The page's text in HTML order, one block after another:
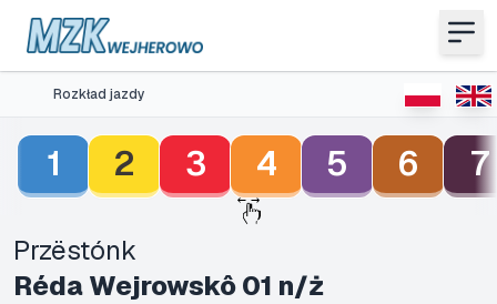
Rozkład jazdy
1 2 3 4 5 6 7
Przëstónk
Réda Wejrowskô 01 n/ż